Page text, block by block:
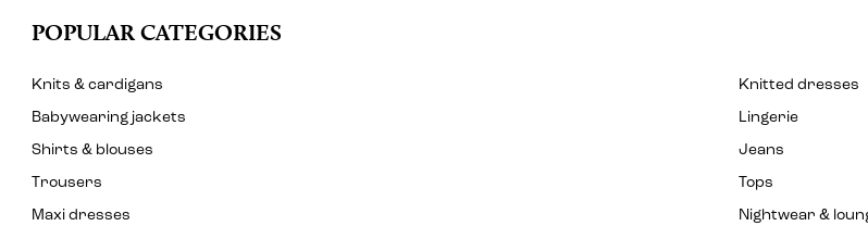
POPULAR CATEGORIES
Knits & cardigans
Knitted dresses
Babywearing jackets
Lingerie
Shirts & blouses
Jeans
Trousers
Tops
Maxi dresses
Nightwear &